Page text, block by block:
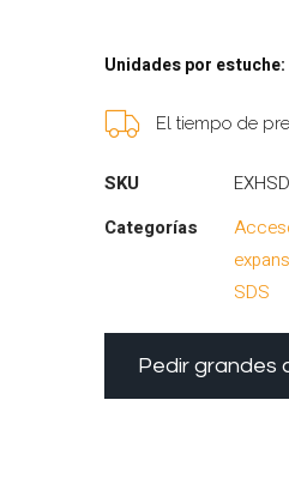
Unidades por estuche:
El tiempo de
SKU
Categorías
SDS
Pedir grandes